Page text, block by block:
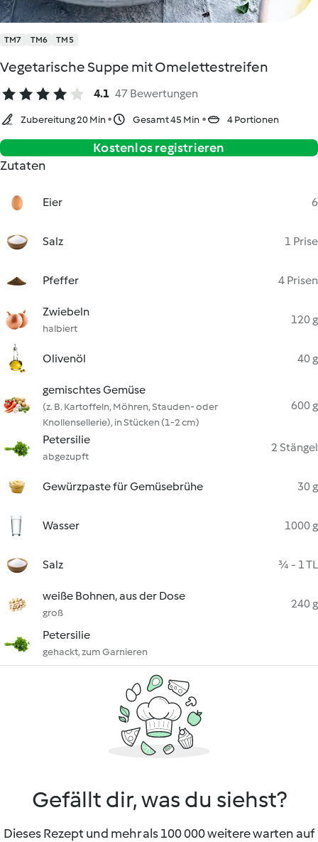
TM7 TM6 TM5
Vegetarische Suppe mit Omelettestreifen
4.1 47 Bewertungen
Zubereitung 20 Min Gesamt 45 Min 4 Portionen
Kostenlos registrieren
Zutaten
Eier 6
Salz 1 Prise
Pfeffer 4 Prisen
Zwiebeln
halbiert
120 g
Olivenöl 40 g
gemischtes Gemüse
(z. B. Kartoffeln, Möhren, Stauden- oder
Knollensellerie), in Stücken (1-2 cm)
600 g
Petersilie
abgezupft
2 Stängel
Gewürzpaste für Gemüsebrühe 30 g
Wasser 1000 g
Salz ¾ - 1 TL
weiße Bohnen, aus der Dose
groß
240 g
Petersilie
gehackt, zum Garnieren
Gefällt dir, was du siehst?
Dieses Rezept und mehr als 100 000 weitere warten auf